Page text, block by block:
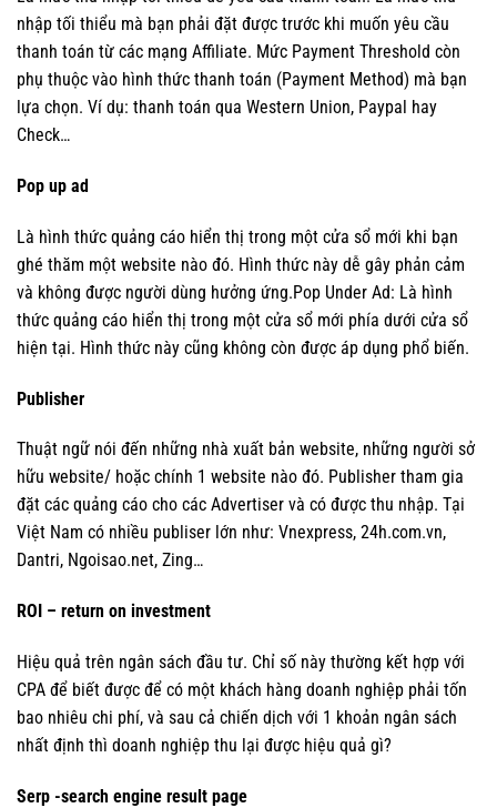
nhập tối thiểu mà bạn phải đặt được trước khi muốn yêu cầu
thanh toán từ các mạng Affiliate. Mức Payment Threshold còn
phụ thuộc vào hình thức thanh toán (Payment Method) mà bạn
lựa chọn. Ví dụ: thanh toán qua Western Union, Paypal hay
Check…
Pop up ad
Là hình thức quảng cáo hiển thị trong một cửa sổ mới khi bạn
ghé thăm một website nào đó. Hình thức này dễ gây phản cảm
và không được người dùng hưởng ứng.Pop Under Ad: Là hình
thức quảng cáo hiển thị trong một cửa sổ mới phía dưới cửa sổ
hiện tại. Hình thức này cũng không còn được áp dụng phổ biến.
Publisher
Thuật ngữ nói đến những nhà xuất bản website, những người sở
hữu website/ hoặc chính 1 website nào đó. Publisher tham gia
đặt các quảng cáo cho các Advertiser và có được thu nhập. Tại
Việt Nam có nhiều publiser lớn như: Vnexpress, 24h.com.vn,
Dantri, Ngoisao.net, Zing…
ROI – return on investment
Hiệu quả trên ngân sách đầu tư. Chỉ số này thường kết hợp với
CPA để biết được để có một khách hàng doanh nghiệp phải tốn
bao nhiêu chi phí, và sau cả chiến dịch với 1 khoản ngân sách
nhất định thì doanh nghiệp thu lại được hiệu quả gì?
Serp -search engine result page